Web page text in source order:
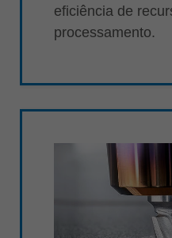
eficiência de
processamento.